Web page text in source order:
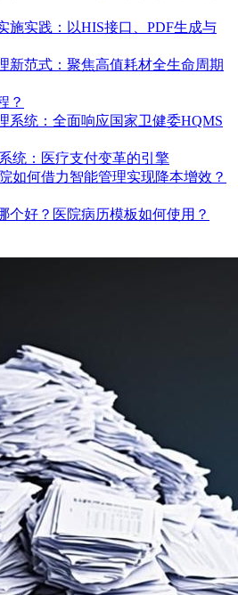
施实践：以HIS接口、PDF生成与
新范式：聚焦高值耗材全生命周期
？
系统：全面响应国家卫健委HQMS
统：医疗支付变革的引擎
如何借力智能管理实现降本增效？
个好？医院病历模板如何使用？